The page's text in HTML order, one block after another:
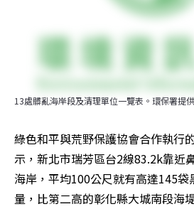
13處髒亂海岸段及清理單位一覽表。環保署提供
綠色和平與荒野保護協會合作執行
示，新北市瑞芳區台2線83.2k靠近
海岸，平均100公尺就有高達145袋
量，比第二高的彰化縣大城南段海